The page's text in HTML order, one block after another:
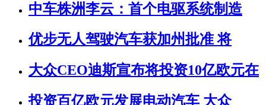
中车株洲李云：首个电驱系统制造
优步无人驾驶汽车获加州批准 将
大众CEO迪斯宣布将投资10亿欧元在
投资百亿欧元发展电动汽车 大众